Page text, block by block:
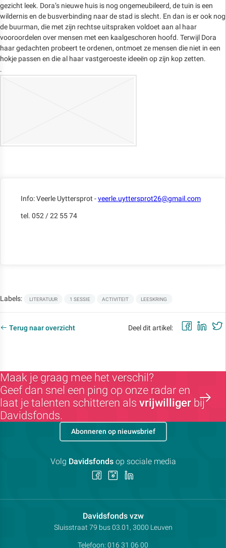
gezicht leek. Dora’s nieuwe huis is nog ongemeubileerd, de tuin is een
wildernis en de busverbinding naar de stad is slecht. En dan is er ook nog
de buurman, die met zijn rechtse uitspraken voldoet aan al haar
vooroordelen over mensen met een kaalgeschoren hoofd. Terwijl Dora
haar gedachten probeert te ordenen, ontmoet ze mensen die niet in een
hokje passen en die al haar vastgeroeste ideeën op zijn kop zetten.
.
Info: Veerle Uyttersprot -veerle.uyttersprot26@gmail.com
tel. 052 / 22 55 74
Labels: LITERATUUR 1 SESSIE ACTIVITEIT LEESKRING
Terug naar overzicht Deel dit artikel:
Maak je graag mee het verschil?
Geef dan snel een ping op onze radar en
laat je talenten schitteren als vrijwilliger bij
Davidsfonds.
Davidsfonds vzwContactpersoon:
Adres:
Sluisstraat 79 bus 03.01, 3000 Leuven
Telefoon: 016 31 06 00
Abonneren op nieuwsbrief
Volg Davidsfondsop sociale media
Volg Volg